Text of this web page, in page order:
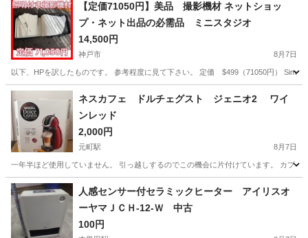
【定価71050円】美品 撮影機材 ネットショッ
プ・ネット出品の必需品 ミニスタジオ
14,500円
神戸市 8月7日
以下、HPを訳したものです。 参考程度に見て下さい。 定価 $499（71050円）
兵庫 神戸市 カメラ 撮影機材
ネスカフェ ドルチェグスト ジェニオ2 ワイ
ンレッド
2,000円
元町駅 8月7日
一年半ほど使用していません。 引っ越しするのでこの機会に片付けています。 カプ
兵庫 神戸市 元町駅 キッチン家電
人感センサー付セラミックヒーター アイリスオ
ーヤマＪＣＨ-12-Ｗ 中古
100円